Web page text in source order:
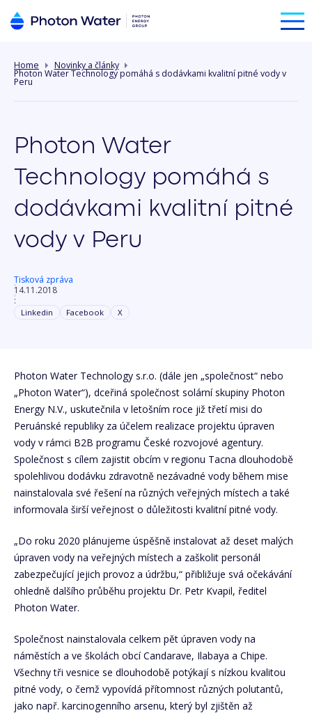
Home Novinky a články
Photon Water Technology pomáhá s dodávkami kvalitní pitné vody v
Peru
Photon Water
Technology pomáhá s
dodávkami kvalitní pitné
vody v Peru
Tisková zpráva
14.11.2018
:
Linkedin Facebook X
Photon Water Technology s.r.o. (dále jen „společnost“ nebo
„Photon Water“), dceřiná společnost solární skupiny Photon
Energy N.V., uskutečnila v letošním roce již třetí misi do
Peruánské republiky za účelem realizace projektu úpraven
vody v rámci B2B programu České rozvojové agentury.
Společnost s cílem zajistit obcím v regionu Tacna dlouhodobě
spolehlivou dodávku zdravotně nezávadné vody během mise
nainstalovala své řešení na různých veřejných místech a také
informovala širší veřejnost o důležitosti kvalitní pitné vody.
„Do roku 2020 plánujeme úspěšně instalovat až deset malých
úpraven vody na veřejných místech a zaškolit personál
zabezpečující jejich provoz a údržbu,“ přibližuje svá očekávání
ohledně dalšího průběhu projektu Dr. Petr Kvapil, ředitel
Photon Water.
Společnost nainstalovala celkem pět úpraven vody na
náměstích a ve školách obcí Candarave, Ilabaya a Chipe.
Všechny tři vesnice se dlouhodobě potýkají s nízkou kvalitou
pitné vody, o čemž vypovídá přítomnost různých polutantů,
jako např. karcinogenního arsenu, který byl zjištěn až